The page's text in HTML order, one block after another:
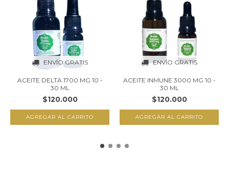
ENVÍO GRATIS
ACEITE DELTA 1700 MG 10 -
30 ML
$120.000
AGREGAR AL CARRITO
ENVÍO GRATIS
ACEITE INMUNE 3000 MG 10 -
30 ML
$120.000
AGREGAR AL CARRITO